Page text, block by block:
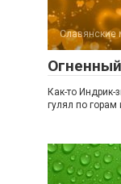
Как-то
гулял по